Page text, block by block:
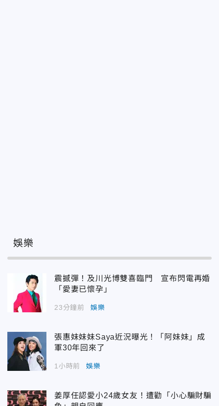
娛樂
震撼彈！及川光博雙喜臨門 宣布閃電再婚
「愛妻已懷孕」
23分鐘前 娛樂
張惠妹妹妹Saya近況曝光！「阿妹妹」成
軍30年回來了
1小時前 娛樂
姜厚任認愛小24歲女友！遭勸「小心騙財騙